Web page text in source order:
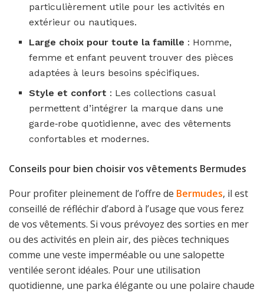
particulièrement utile pour les activités en
extérieur ou nautiques.
Large choix pour toute la famille : Homme,
femme et enfant peuvent trouver des pièces
adaptées à leurs besoins spécifiques.
Style et confort : Les collections casual
permettent d’intégrer la marque dans une
garde‑robe quotidienne, avec des vêtements
confortables et modernes.
Conseils pour bien choisir vos vêtements Bermudes
Pour profiter pleinement de l’offre de Bermudes, il est
conseillé de réfléchir d’abord à l’usage que vous ferez
de vos vêtements. Si vous prévoyez des sorties en mer
ou des activités en plein air, des pièces techniques
comme une veste imperméable ou une salopette
ventilée seront idéales. Pour une utilisation
quotidienne, une parka élégante ou une polaire chaude